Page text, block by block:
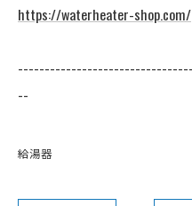
https://waterheater-shop.com/
--
給湯器